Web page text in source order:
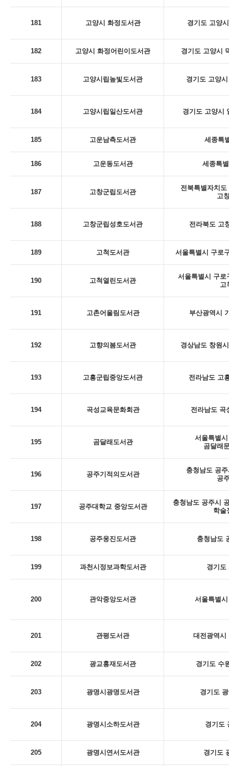
181 고양시 화정도서관 경기도 고양
182 고양시 화정어린이도서관 경기도 고양시
183 고양시립높빛도서관 경기도 고양
184 고양시립일산도서관 경기도 고양시
185 고운남측도서관 세종특
186 고운동도서관 세종특
187 고창군립도서관
전북특별자치
고
188 고창군립성호도서관 전라북도 고
189 고척도서관 서울특별시 구로
190 고척열린도서관
서울특별시 구로
고
191 고촌어울림도서관 부산광역시
192 고향의봄도서관 경상남도 창원
193 고흥군립중앙도서관 전라남도 고
194 곡성교육문화회관 전라남도 곡
195 곰달래도서관
서울특별
곰달래
196 공주기적의도서관
충청남도 공
공
197 공주대학교 중앙도서관
충청남도 공주시
학술
198 공주웅진도서관 충청남도
199 과천시정보과학도서관 경기도
200 관악중앙도서관 서울특별
201 관평도서관 대전광역시
202 광교홍재도서관 경기도 수
203 광명시광명도서관 경기도
204 광명시소하도서관 경기도
205 광명시연서도서관 경기도